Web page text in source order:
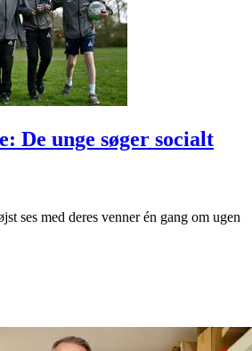
De unge søger socialt
ses med deres venner én gang om ugen